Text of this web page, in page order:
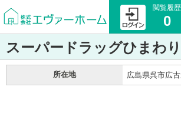
閲覧履歴
0
スーパードラッグひまわ
所在地 広島県呉市広